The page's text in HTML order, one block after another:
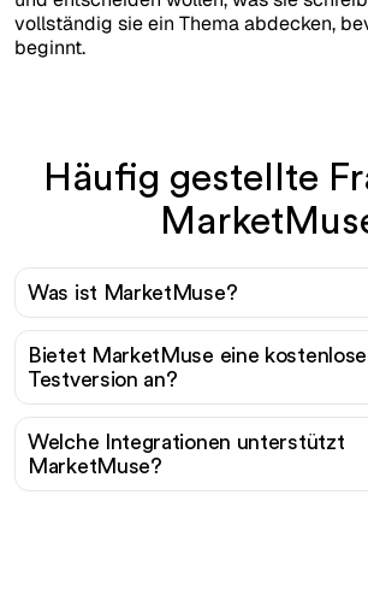
vollständig sie ein Thema abdecken,
beginnt.
Häufig gestellte
Was ist MarketMuse?
Bietet MarketMuse eine kostenlose
Testversion an?
Welche Integrationen unterstützt
MarketMuse?